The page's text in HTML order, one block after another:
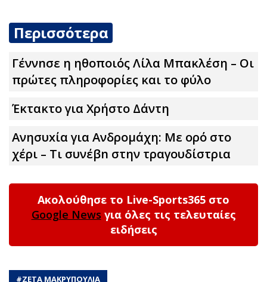
Περισσότερα
Γέννnσε η ηθοποιός Λίλα Μπακλέση – Οι
πρώτες πληροφορίες και το φύλο
Έκτακτο για Χρήστο Δάντη
Ανησυxία για Ανδρομάχη: Με ορό στο
χέρι – Τι συνέβn στην τραγουδίστρια
Ακολούθησε το Live-Sports365 στο
Google News για όλες τις τελευταίες
ειδήσεις
#ΖΕΤΑ ΜΑΚΡΥΠΟΥΛΙΑ